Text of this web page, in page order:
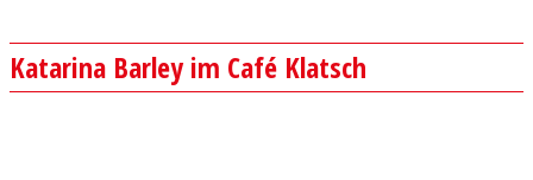
Katarina Barley im Café Klatsch